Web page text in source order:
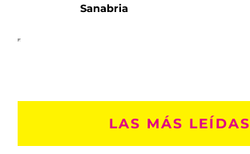
Sanabria
LAS MÁS LEÍDAS